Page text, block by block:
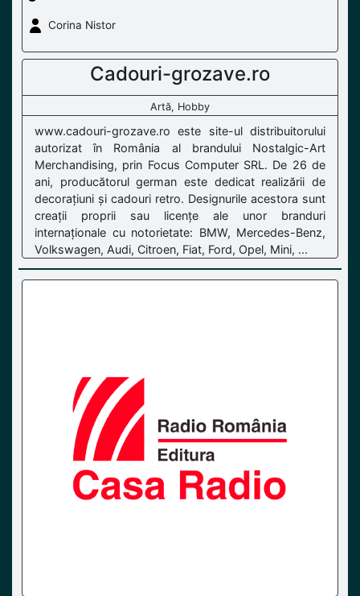
Corina Nistor
Cadouri-grozave.ro
Artă, Hobby
www.cadouri-grozave.ro este site-ul distribuitorului
autorizat în România al brandului Nostalgic-Art
Merchandising, prin Focus Computer SRL. De 26 de
ani, producătorul german este dedicat realizării de
decorațiuni și cadouri retro. Designurile acestora sunt
creații proprii sau licențe ale unor branduri
internaționale cu notorietate: BMW, Mercedes-Benz,
Volkswagen, Audi, Citroen, Fiat, Ford, Opel, Mini, ...